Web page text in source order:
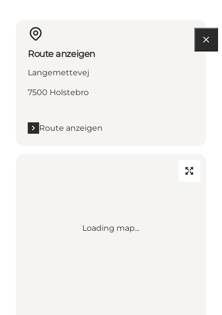
Route anzeigen
Langemettevej
7500 Holstebro
Route anzeigen
Loading map...